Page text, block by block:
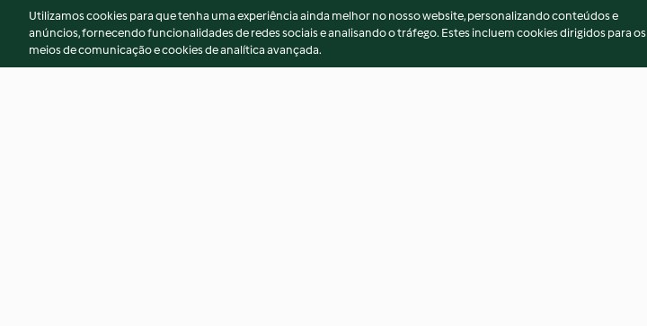
Utilizamos cookies para que tenha uma experiência ainda melhor no nosso website, personalizando conteúdos e
anúncios, fornecendo funcionalidades de redes sociais e analisando o tráfego. Estes incluem cookies dirigidos para os
meios de comunicação e cookies de analítica avançada.